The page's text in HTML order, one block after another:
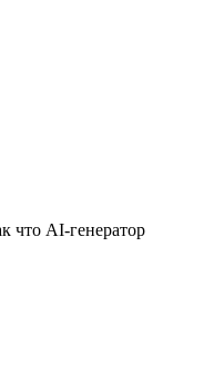
что AI-генератор